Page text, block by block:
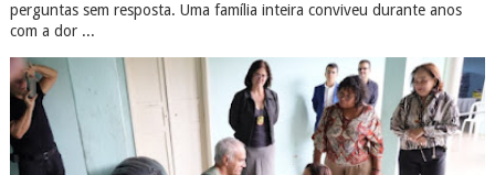
perguntas sem resposta. Uma família inteira conviveu durante anos
com a dor ...